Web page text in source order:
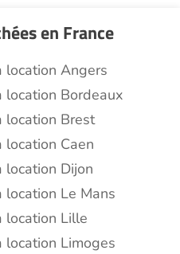
en France
location Angers
location Bordeaux
location Brest
location Caen
location Dijon
location Le Mans
location Lille
location Limoges